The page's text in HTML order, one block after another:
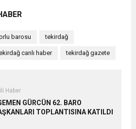
barosu tekirdağ
canlı haber tekirdağ gazete
Haber
GÜRCÜN 62. BARO
TOPLANTISINA KATILDI